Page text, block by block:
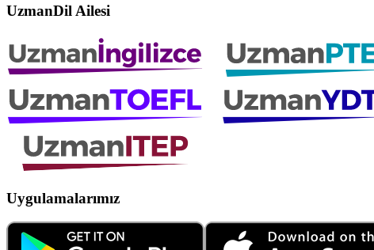
UzmanDil Ailesi
Uygulamalarımız